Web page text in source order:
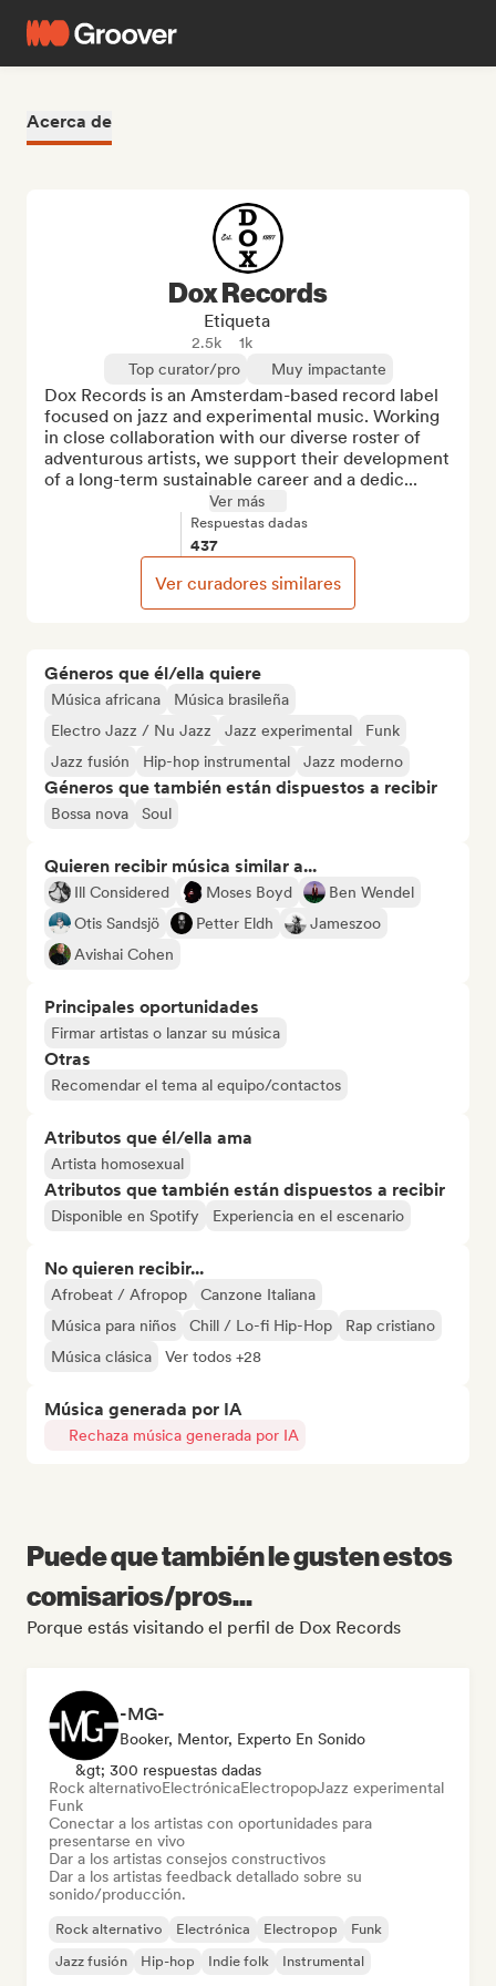
Acerca de
Géneros que él/ella quiere
Música africana
Música brasileña
Electro Jazz / Nu Jazz
Jazz experimental
Funk
Jazz fusión
Hip-hop instrumental Jazz moderno
Géneros que también están dispuestos a recibir
Bossa nova Soul
Quieren recibir música similar a...
Ill Considered Moses Boyd
Ben Wendel
Otis Sandsjö
Petter Eldh
Jameszoo
Avishai Cohen
Principales oportunidades
Firmar artistas o lanzar su música
Otras
Recomendar el tema al equipo/contactos
Atributos que él/ella ama
Artista homosexual
Atributos que también están dispuestos a recibir
Disponible en Spotify Experiencia en el escenario
No quieren recibir...
Afrobeat / Afropop
Canzone Italiana
Música para niños
Chill / Lo-fi Hip-Hop
Rap cristiano
Música clásica
Ver todos +28
Música generada por IA
Rechaza música generada por IA
Dox Records
Etiqueta
2.5k
1k
Top curator/pro
Muy impactante
Dox Records is an Amsterdam-based record label
focused on jazz and experimental music. Working
in close collaboration with our diverse roster of
adventurous artists, we support their development
of a long-term sustainable career and a dedic...
Ver más
Respuestas dadas
437
Ver curadores similares
Puede que también le gusten estos
comisarios/pros...
Porque estás visitando el perfil de Dox Records
-MG-
Booker, Mentor, Experto En Sonido
&gt; 300 respuestas dadas
Rock alternativoElectrónicaElectropopJazz experimental
Funk
Conectar a los artistas con oportunidades para
presentarse en vivo
Dar a los artistas consejos constructivos
Dar a los artistas feedback detallado sobre su
sonido/producción.
Rock alternativo Electrónica Electropop
Funk
Jazz fusión
Hip-hop Indie folk Instrumental